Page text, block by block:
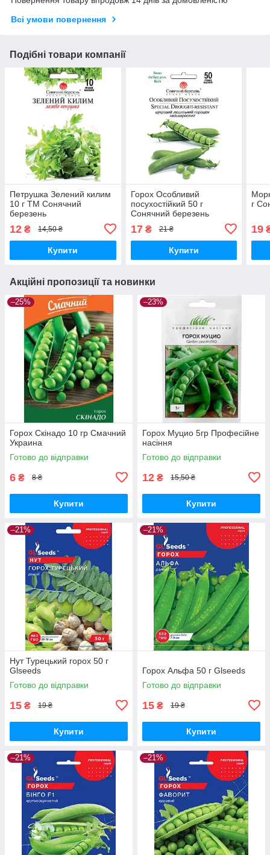
Всі умови повернення
Подібні товари компанії
Петрушка Зелений килим
10 г ТМ Сонячний
березень
12 ₴ 14,50 ₴
Купити
Горох Особливий
посухостійкий 50 г
Сонячний березень
17₴ 21 ₴
Купити
г
19
Акційні пропозиції та новинки
–25%
Горох Скінадо 10 гр Смачний
Украина
Готово до відправки
6 ₴ 8 ₴
Купити
–23%
Горох Муцио 5гр Професійне
насіння
Готово до відправки
12 ₴ 15,50 ₴
Купити
–21%
Нут Турецький горох 50 г
Glseeds
Готово до відправки
15 ₴ 19 ₴
Купити
–21%
Горох Альфа 50 г Glseeds
Готово до відправки
15 ₴ 19 ₴
Купити
–21% –21%